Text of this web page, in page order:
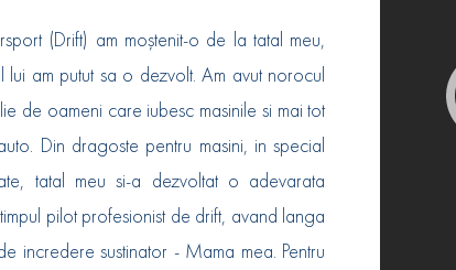
(Drift) am moștenit-o de la tatal meu,
lui am putut sa o dezvolt. Am avut norocul
de oameni care iubesc masinile si mai tot
Din dragoste pentru masini, in special
tatal meu si-a dezvoltat o adevarata
pilot profesionist de drift, avand langa
incredere sustinator - Mama mea. Pentru